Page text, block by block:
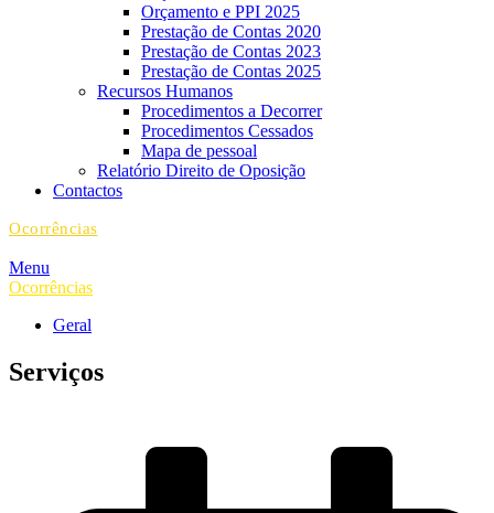
Orçamento e PPI 2025
Prestação de Contas 2020
Prestação de Contas 2023
Prestação de Contas 2025
Recursos Humanos
Procedimentos a Decorrer
Procedimentos Cessados
Mapa de pessoal
Relatório Direito de Oposição
Contactos
Ocorrências
Menu
Ocorrências
Geral
Serviços